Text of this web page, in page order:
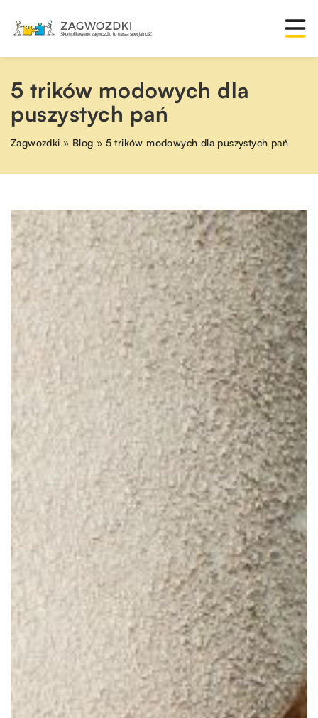
5 trików modowych dla
puszystych pań
Zagwozdki » Blog » 5 trików modowych dla puszystych pań